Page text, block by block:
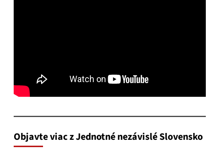
Objavte viac z Jednotné nezávislé Slovensko